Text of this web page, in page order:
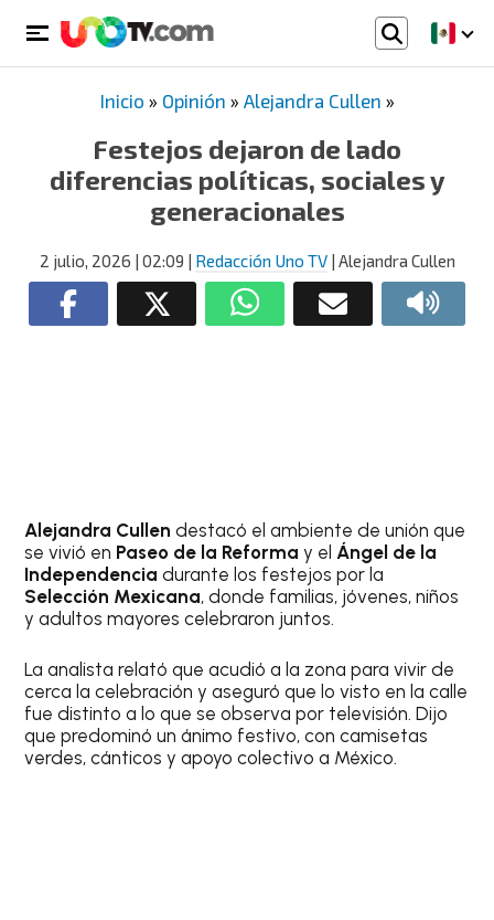
Inicio » Opinión » Alejandra Cullen »
Festejos dejaron de lado
diferencias políticas, sociales y
generacionales
2 julio, 2026 | 02:09 | Redacción Uno TV| Alejandra Cullen
Alejandra Cullen destacó el ambiente de unión que
se vivió en Paseo de la Reforma y elÁngel de la
Independencia durante los festejos por la
Selección Mexicana, donde familias, jóvenes, niños
y adultos mayores celebraron juntos.
La analista relató que acudió a la zona para vivir de
cerca la celebración y aseguró que lo visto en la calle
fue distinto a lo que se observa por televisión. Dijo
que predominó un ánimo festivo, con camisetas
verdes, cánticos y apoyo colectivo a México.